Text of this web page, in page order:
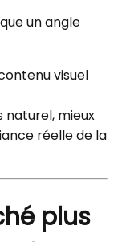
un angle
visuel
naturel, mieux
réelle de la
plus